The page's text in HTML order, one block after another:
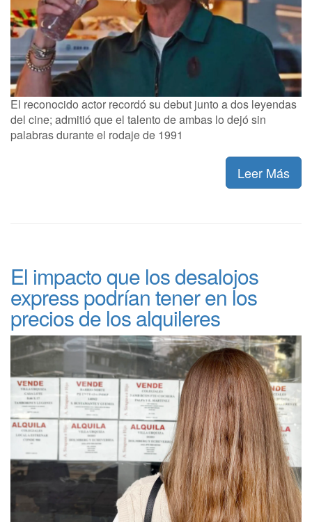
El reconocido actor recordó su debut junto a dos leyendas
del cine; admitió que el talento de ambas lo dejó sin
palabras durante el rodaje de 1991
Leer Más
El impacto que los desalojos
express podrían tener en los
precios de los alquileres